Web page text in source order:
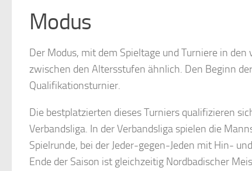
Modus
Der Modus, mit dem Spieltage und Turniere in
zwischen den Altersstufen ähnlich. Den Beginn
Qualifikationsturnier.
Die bestplatzierten dieses Turniers qualifizieren
Verbandsliga. In der Verbandsliga spielen die
Spielrunde, bei der Jeder-gegen-Jeden mit Hin-
Ende der Saison ist gleichzeitig Nordbadischer